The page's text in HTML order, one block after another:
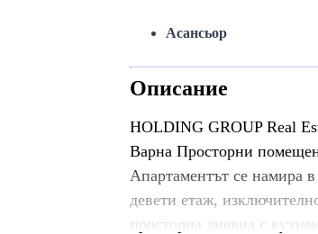
Асансьор
Описание
HOLDING GROUP Real
Варна Просторни
Апартаментът се намира
девети етаж,
просторна дневна с